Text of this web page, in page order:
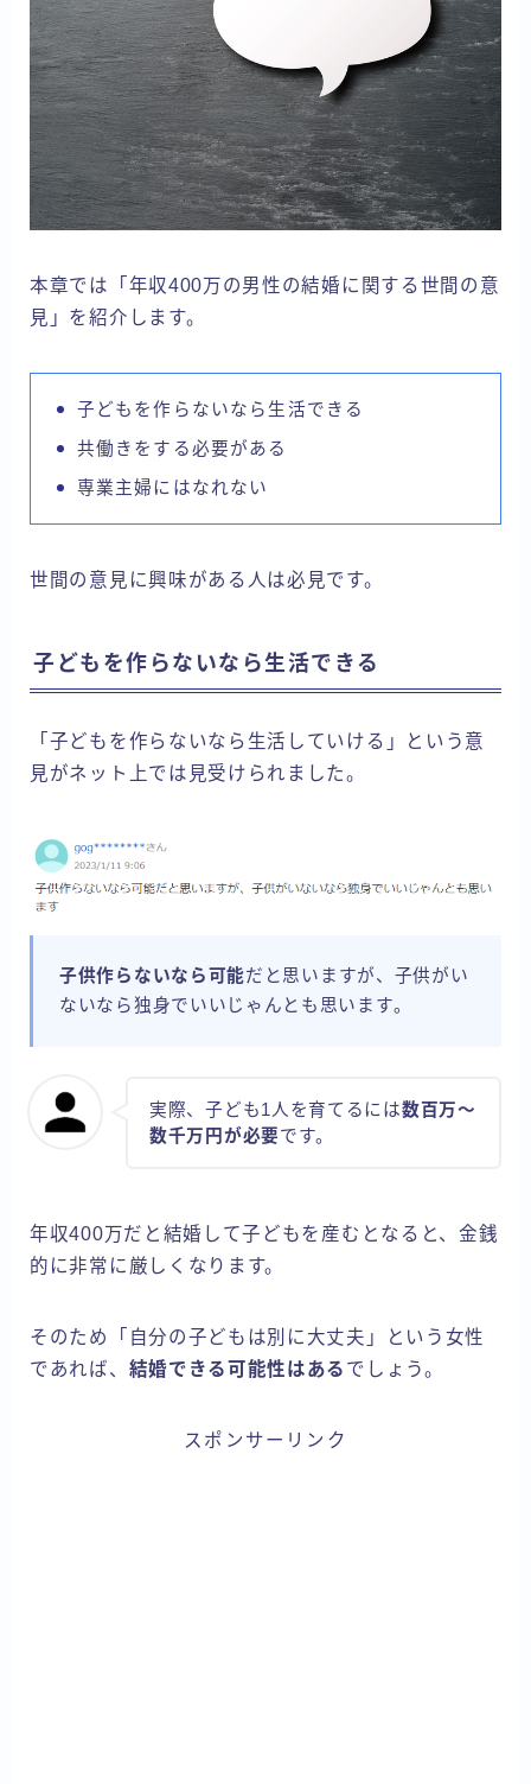
本章では「年収400万の男性の結婚に関する世間の意
見」を紹介します。
子どもを作らないなら生活できる
共働きをする必要がある
専業主婦にはなれない
世間の意見に興味がある人は必見です。
子どもを作らないなら生活できる
「子どもを作らないなら生活していける」という意
見がネット上では見受けられました。
子供作らないなら可能だと思いますが、子供がい
ないなら独身でいいじゃんとも思います。
実際、子ども1人を育てるには数百万～
数千万円が必要です。
年収400万だと結婚して子どもを産むとなると、金銭
的に非常に厳しくなります。
そのため「自分の子どもは別に大丈夫」という女性
であれば、 結婚できる可能性はある でしょう。
スポンサーリンク